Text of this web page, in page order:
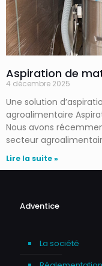
Aspiration de
4 décembre 2025
Une solution
agroalimentaire
Nous avons
secteur
Lire la suite »
Adventice
La société